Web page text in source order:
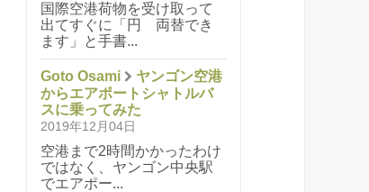
国際空港荷物を受け取って
出てすぐに「円 両替でき
ます」と手書...
Goto Osami
ヤンゴン空港
からエアポートシャトルバ
スに乗ってみた
2019年12月04日
空港まで2時間かかったわけ
ではなく、ヤンゴン中央駅
でエアポー...